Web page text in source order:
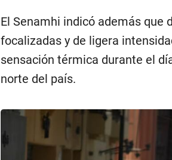
El Senamhi indicó además que
focalizadas y de ligera
sensación térmica durante el
norte del país.